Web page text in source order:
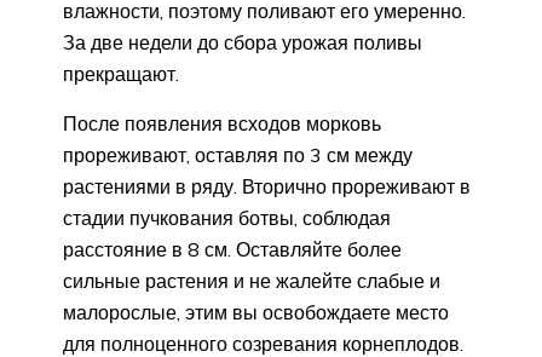
влажности, поэтому поливают его умеренно.
За две недели до сбора урожая поливы
прекращают.
После появления всходов морковь
прореживают, оставляя по 3 см между
растениями в ряду. Вторично прореживают в
стадии пучкования ботвы, соблюдая
расстояние в 8 см. Оставляйте более
сильные растения и не жалейте слабые и
малорослые, этим вы освобождаете место
для полноценного созревания корнеплодов.